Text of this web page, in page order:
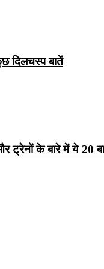
दिलचस्प बातें
के बारे में ये 20